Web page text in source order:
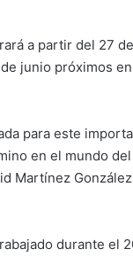
a partir del 27
junio próximos
para este
en el mundo
Martínez
durante el